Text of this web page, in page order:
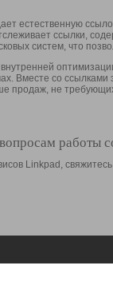
естественную
ссылки,
систем, что
Вместе со
продаж, не
работы
Linkpad,